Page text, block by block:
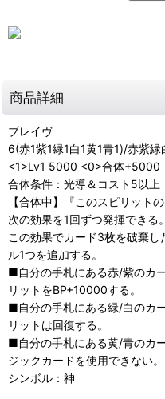
商品詳細
ブレイヴ
6(赤1紫1緑1白1黄1青1)/赤紫
<1>Lv1 5000 <0>合体+5000
合体条件：光導＆コスト5以上
【合体中】『このスピリット
次の効果を1回ずつ発揮できる。
この効果でカード3枚を破棄
ル1つを追加する。
■自分の手札にある赤/紫のカ
リットをBP+10000する。
■自分の手札にある緑/白のカ
リットは回復する。
■自分の手札にある黄/青のカ
ジックカードを使用できない。
シンボル：神